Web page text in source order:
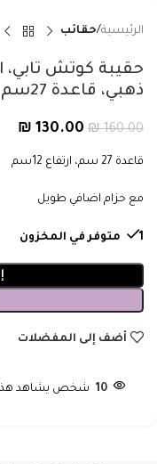
الرئيسية حقائب
ذهبي، قاعدة 27سم
₪160.00
₪ 130.00
قاعدة 27 سم، ارتفاع 12سم
مع حزام اضافي طويل
1 متوفر في المخزون
أضف إلى المفضلات
10 شخص يشاهد هذا